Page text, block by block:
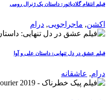
فیلم انتقام گلادیاتور: داستان یک ژنرال رومی
اکشن, ماجراجویی, درام
فیلم عشق در دل تنهایی: داستان علی و آوا
درام, عاشقانه